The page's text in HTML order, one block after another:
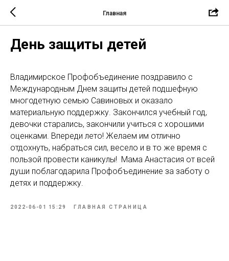
Главная
День защиты детей
Владимирское Профобъединение поздравило с
Международным Днем защиты детей подшефную
многодетную семью Савиновых и оказало
материальную поддержку. Закончился учебный год,
девочки старались, закончили учиться с хорошими
оценками. Впереди лето! Желаем им отлично
отдохнуть, набраться сил, весело и в то же время с
пользой провести каникулы! Мама Анастасия от всей
души поблагодарила Профобъединение за заботу о
детях и поддержку.
2022-06-01 15:29 ГЛАВНАЯ СТРАНИЦА